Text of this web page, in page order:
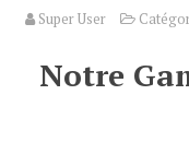
Super User
Notre